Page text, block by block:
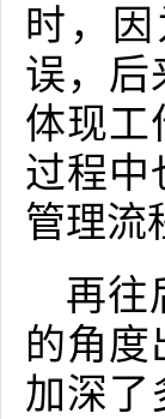
时，
误，后
体现工
过程中
管理流
再往
的角度
加深了